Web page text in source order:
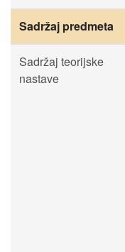
Sadržaj predmeta
Sadržaj teorijske
nastave